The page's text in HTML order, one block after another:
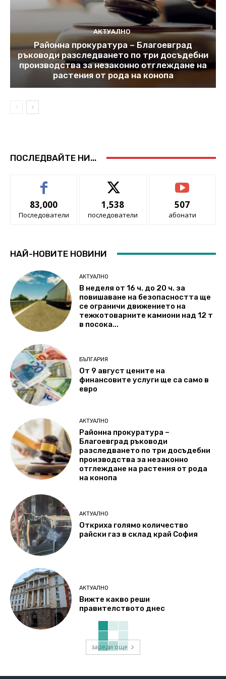
АКТУАЛНО
Районна прокуратура – Благоевград
ръководи разследването по три досъдебни
производства за незаконно отглеждане на
растения от рода на конопа
ПОСЛЕДВАЙТЕ НИ...
83,000
Последователи
1,538
последователи
507
абонати
НАЙ-НОВИТЕ НОВИНИ
АКТУАЛНО
В неделя от 16 ч. до 20 ч. за
повишаване на безопасността ще
се ограничи движението на
тежкотоварните камиони над 12 т
в посока...
БЪЛГАРИЯ
От 9 август цените на
финансовите услуги ще са само в
евро
АКТУАЛНО
Районна прокуратура –
Благоевград ръководи
разследването по три досъдебни
производства за незаконно
отглеждане на растения от рода
на конопа
АКТУАЛНО
Откриха голямо количество
райски газ в склад край София
АКТУАЛНО
Вижте какво реши
правителството днес
зареди още